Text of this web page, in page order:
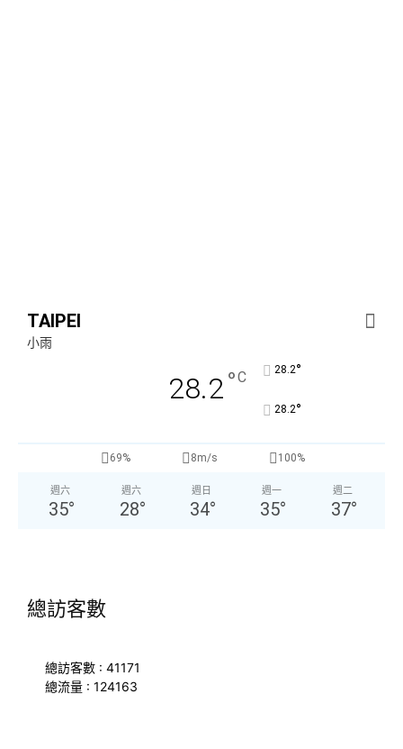
TAIPEI
小雨
28.2°C 28.2°
28.2°
69% 8m/s 100%
週六
35°
週六
28°
週日
34°
週一
35°
週二
37°
總訪客數
總訪客數 : 41171
總流量 : 124163